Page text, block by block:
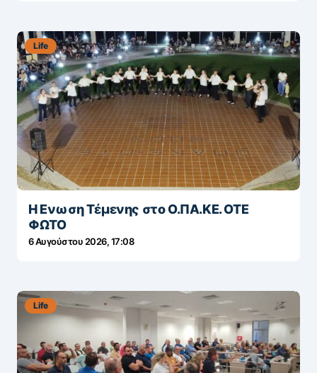
Life
Η Ενωση Τέμενης στο Ο.ΠΑ.ΚΕ. ΟΤΕ
ΦΩΤΟ
6 Αυγούστου 2026, 17:08
Life